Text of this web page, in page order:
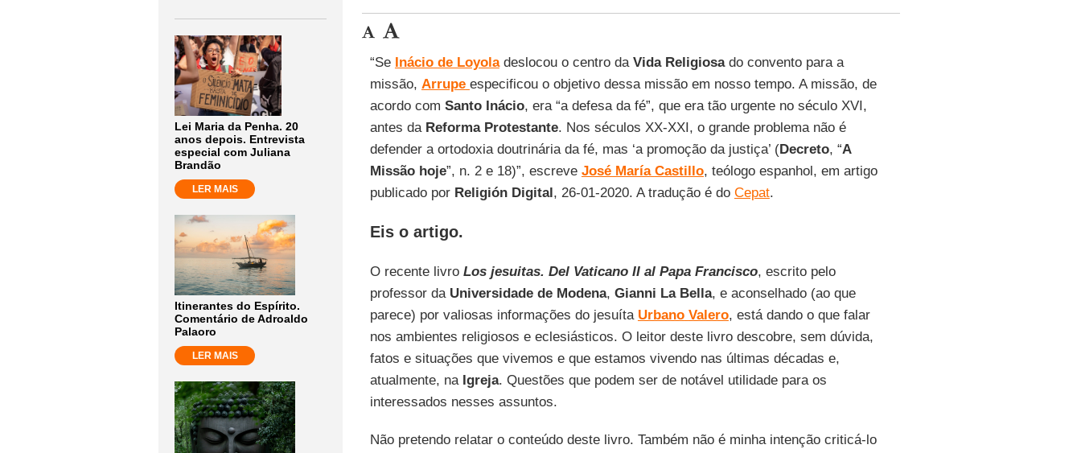
Lei Maria da Penha. 20
anos depois. Entrevista
especial com Juliana
Brandão
LER MAIS
Itinerantes do Espírito.
Comentário de Adroaldo
Palaoro
LER MAIS
“Se Inácio de Loyoladeslocou o centro da Vida Religiosado convento para a
missão, Arrupe especificou o objetivo dessa missão em nosso tempo. A missão, de
acordo com Santo Inácio, era “a defesa da fé”, que era tão urgente no século XVI,
antes da Reforma Protestante. Nos séculos XX-XXI, o grande problema não é
defender a ortodoxia doutrinária da fé, mas ‘a promoção da justiça’ (Decreto, “A
Missão hoje”, n. 2 e 18)”, escreve José María Castillo, teólogo espanhol, em artigo
publicado por Religión Digital, 26-01-2020. A tradução é do Cepat.
Eis o artigo.
O recente livro Los jesuitas. Del Vaticano II al Papa Francisco, escrito pelo
professor da Universidade de Modena, Gianni La Bella, e aconselhado (ao que
parece) por valiosas informações do jesuíta Urbano Valero, está dando o que falar
nos ambientes religiosos e eclesiásticos. O leitor deste livro descobre, sem dúvida,
fatos e situações que vivemos e que estamos vivendo nas últimas décadas e,
atualmente, na Igreja. Questões que podem ser de notável utilidade para os
interessados nesses assuntos.
Não pretendo relatar o conteúdo deste livro. Também não é minha intenção criticá-lo